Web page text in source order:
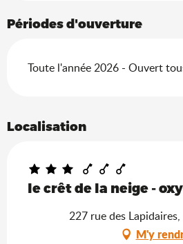
Périodes d'ouverture
Toute l'année 2026 - Ouvert
Localisation
le crêt de la neige -
227 rue des
M'y